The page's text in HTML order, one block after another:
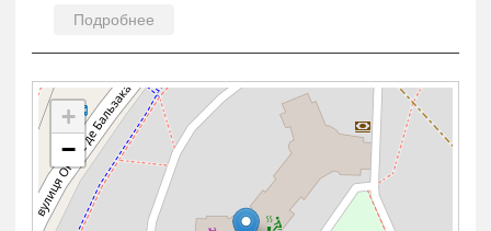
Подробнее
+
−